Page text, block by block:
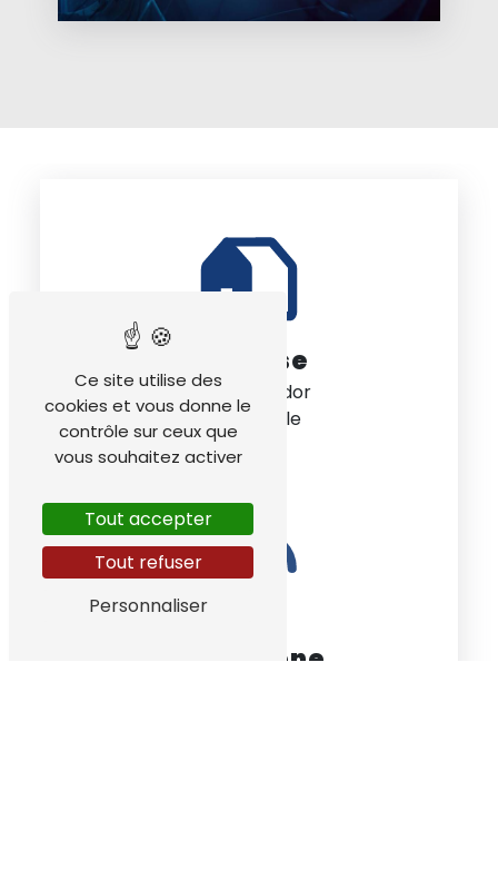
Adresse
ZA le Messidor
38220 Vizille
Téléphone
Ce site utilise des
cookies et vous donne le
contrôle sur ceux que
vous souhaitez activer
Tout accepter
Tout refuser
Personnaliser